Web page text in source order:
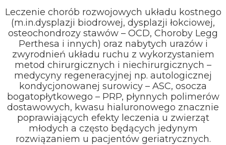
Leczenie chorób rozwojowych układu kostnego
(m.in.dysplazji biodrowej, dysplazji łokciowej,
osteochondrozy stawów – OCD, Choroby Legg
Perthesa i innych) oraz nabytych urazów i
zwyrodnień układu ruchu z wykorzystaniem
metod chirurgicznych i niechirurgicznych –
medycyny regeneracyjnej np. autologicznej
kondycjonowanej surowicy – ASC, osocza
bogatopłytkowego – PRP, płynnych polimerów
dostawowych, kwasu hialuronowego znacznie
poprawiających efekty leczenia u zwierząt
młodych a często będących jedynym
rozwiązaniem u pacjentów geriatrycznych.